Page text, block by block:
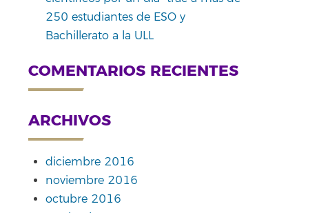
250 estudiantes de ESO y
Bachillerato a la ULL
COMENTARIOS RECIENTES
ARCHIVOS
diciembre 2016
noviembre 2016
octubre 2016